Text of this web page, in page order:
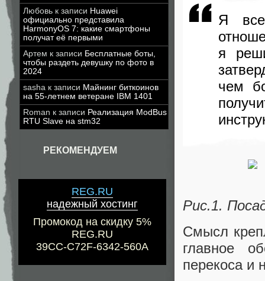
Любовь к записи Huawei
официально представила
HarmonyOS 7: какие смартфоны
получат её первыми
Артем к записи Бесплатные боты,
чтобы раздеть девушку по фото в
2024
sasha к записи Майнинг биткоинов
на 55-летнем ветеране IBM 1401
Roman к записи Реализация ModBus
RTU Slave на stm32
РЕКОМЕНДУЕМ
REG.RU
надежный хостинг
Промокод на скидку 5%
REG.RU
39CC-C72F-6342-560A
Я
я
чем
Рис.1.
Смысл
главное
перекоса и